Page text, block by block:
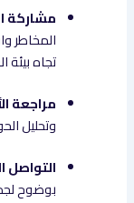
مشاركة
المخاطر
تجاه بيئة
مراجعة
وتحليل
التواصل
بوضوح